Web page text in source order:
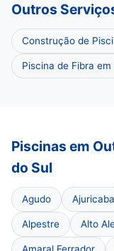
Outros
Construção de
Piscina de Fibra
Piscinas em
do Sul
Agudo Ajuricaba
Alpestre Alto